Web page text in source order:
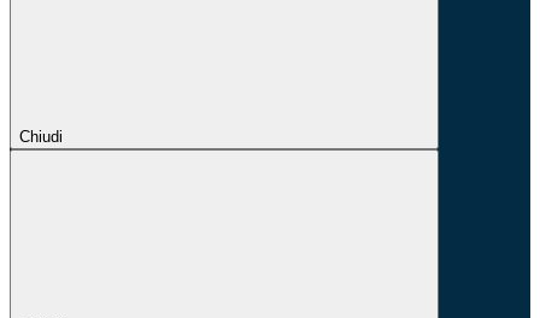
Chiudi